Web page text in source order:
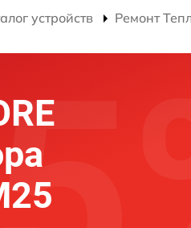
устройств Ремонт